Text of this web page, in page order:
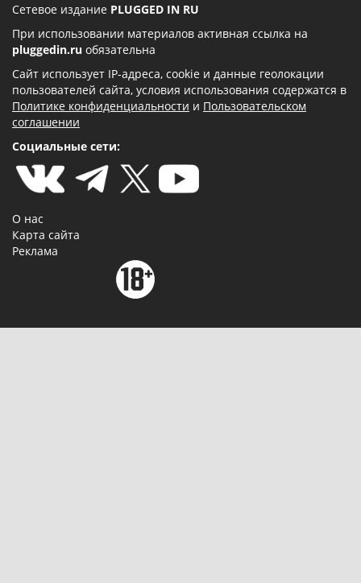
Сетевое издание PLUGGED IN RU
При использовании материалов активная ссылка на
pluggedin.ru обязательна
Сайт использует IP-адреса, cookie и данные геолокации
пользователей сайта, условия использования содержатся в
Политике конфиденциальности и Пользовательском
соглашении
Социальные сети:
О нас
Карта сайта
Реклама